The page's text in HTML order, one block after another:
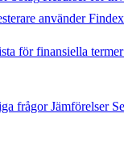
använder Findex
för finansiella termer
frågor Jämförelser